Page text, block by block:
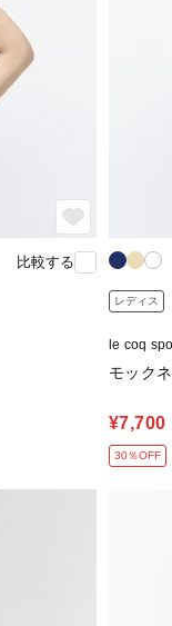
比較する
レディス
le coq
モック
¥7,700
30％OFF